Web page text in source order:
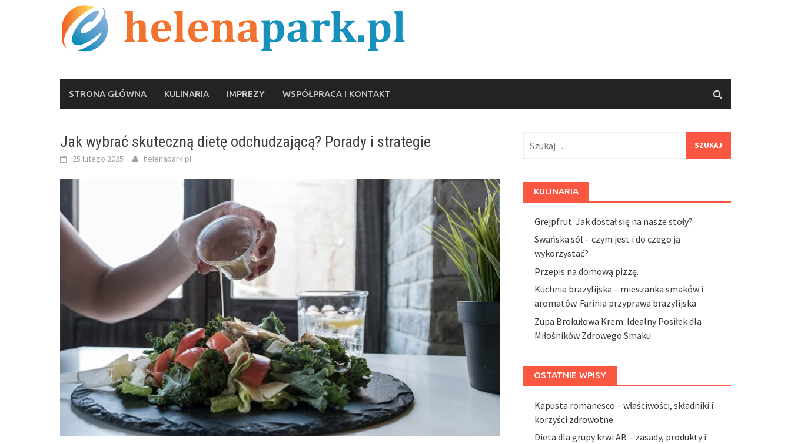
STRONA GŁÓWNA KULINARIA IMPREZY WSPÓŁPRACA I KONTAKT
Jak wybrać skuteczną dietę odchudzającą? Porady i strategie
25 lutego 2025 helenapark.pl
KULINARIA
Grejpfrut. Jak dostał się na nasze stoły?
Swańska sól – czym jest i do czego ją
wykorzystać?
Przepis na domową pizzę.
Kuchnia brazylijska – mieszanka smaków i
aromatów. Farinia przyprawa brazylijska
Zupa Brokułowa Krem: Idealny Posiłek dla
Miłośników Zdrowego Smaku
OSTATNIE WPISY
Kapusta romanesco – właściwości, składniki i
korzyści zdrowotne
Dieta dla grupy krwi AB – zasady, produkty i